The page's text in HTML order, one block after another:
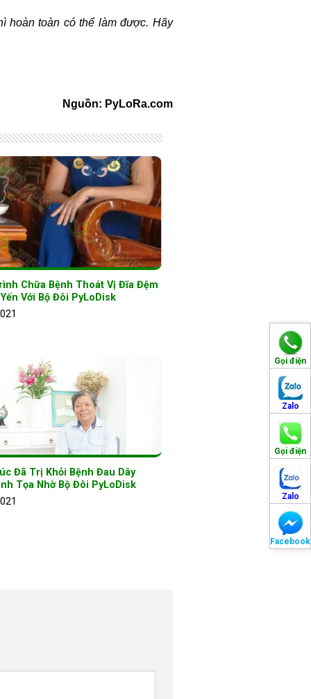
Gọi điện
Zalo
Gọi điện
Zalo
Facebook
hoàn toàn có thể làm được. Hãy
Nguồn: PyLoRa.com
Chữa Bệnh Thoát Vị Đĩa Đệm
Với Bộ Đôi PyLoDisk
Đã Trị Khỏi Bệnh Đau Dây
Tọa Nhờ Bộ Đôi PyLoDisk